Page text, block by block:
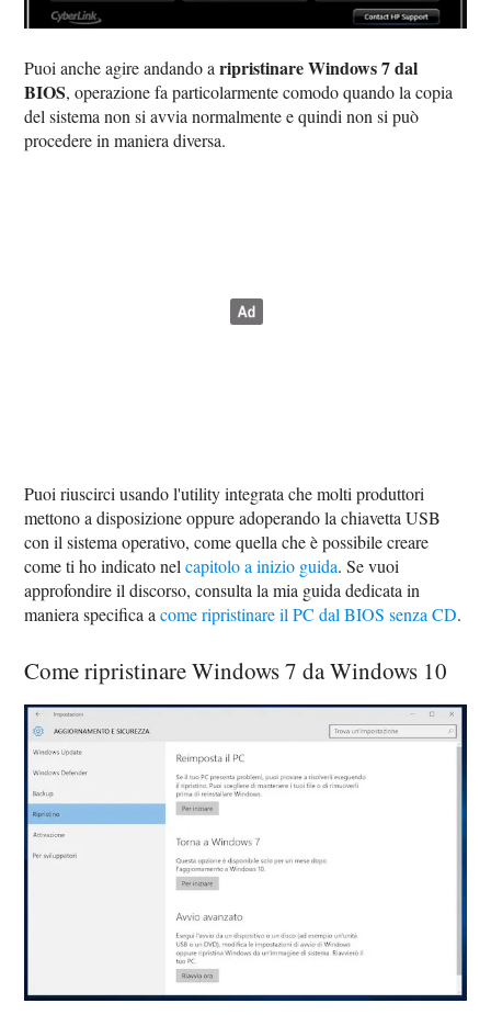
Puoi anche agire andando aripristinare Windows 7 dal
BIOS, operazione fa particolarmente comodo quando la copia
del sistema non si avvia normalmente e quindi non si può
procedere in maniera diversa.
Puoi riuscirci usando l'utility integrata che molti produttori
mettono a disposizione oppure adoperando la chiavetta USB
con il sistema operativo, come quella che è possibile creare
come ti ho indicato nelcapitolo a inizio guida. Se vuoi
approfondire il discorso, consulta la mia guida dedicata in
maniera specifica acome ripristinare il PC dal BIOS senza CD.
Come ripristinare Windows 7 da Windows 10